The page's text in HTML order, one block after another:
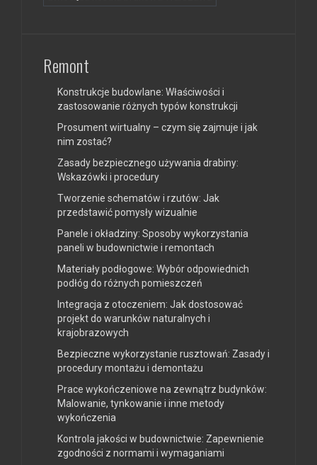
Remont
Konstrukcje budowlane: Właściwości i
zastosowanie różnych typów konstrukcji
Prosument wirtualny – czym się zajmuje i jak
nim zostać?
Zasady bezpiecznego używania drabiny:
Wskazówki i procedury
Tworzenie schematów i rzutów: Jak
przedstawić pomysły wizualnie
Panele i okładziny: Sposoby wykorzystania
paneli w budownictwie i remontach
Materiały podłogowe: Wybór odpowiednich
podłóg do różnych pomieszczeń
Integracja z otoczeniem: Jak dostosować
projekt do warunków naturalnych i
krajobrazowych
Bezpieczne wykorzystanie rusztowań: Zasady i
procedury montażu i demontażu
Prace wykończeniowe na zewnątrz budynków:
Malowanie, tynkowanie i inne metody
wykończenia
Kontrola jakości w budownictwie: Zapewnienie
zgodności z normami i wymaganiami